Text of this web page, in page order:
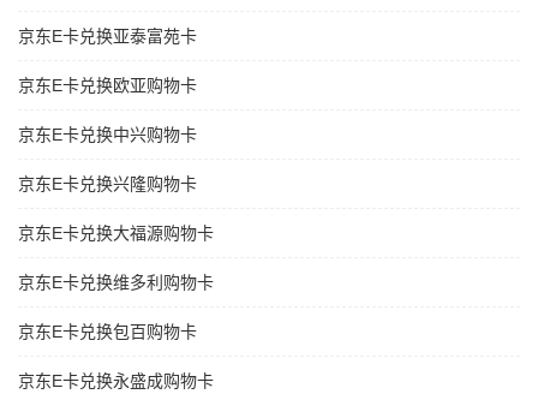
京东E卡兑换亚泰富苑卡
京东E卡兑换欧亚购物卡
京东E卡兑换中兴购物卡
京东E卡兑换兴隆购物卡
京东E卡兑换大福源购物卡
京东E卡兑换维多利购物卡
京东E卡兑换包百购物卡
京东E卡兑换永盛成购物卡